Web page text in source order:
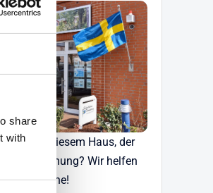
share
with
zu diesem Haus, der
oder Buchung? Wir helfen
Ihnen gerne!